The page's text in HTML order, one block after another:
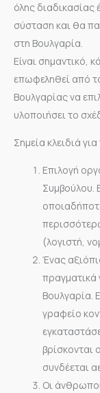
όλης διαδικασίας
σύσταση και θα
στη Βουλγαρία.
Είναι σημαντικό,
επωφεληθεί από
Βουλγαρίας να
υλοποιήσει το
Σημεία κλειδιά
Επιλογή
Συμβούλου.
(λογιστή,
Ένας
πραγματικά
Βουλγαρία.
γραφείο
βρίσκονται
συνδέεται
Οι